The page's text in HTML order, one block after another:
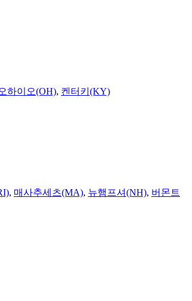
하이오(OH), 켄터키(KY)
, 매사추세츠(MA), 뉴햄프셔(NH), 버몬트